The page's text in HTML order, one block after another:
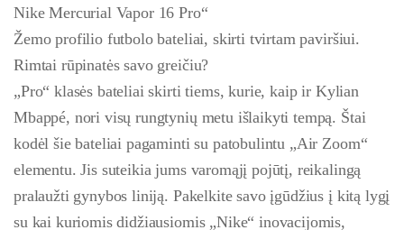
Nike Mercurial Vapor 16 Pro“
Žemo profilio futbolo bateliai, skirti tvirtam paviršiui.
Rimtai rūpinatės savo greičiu?
„Pro“ klasės bateliai skirti tiems, kurie, kaip ir Kylian
Mbappé, nori visų rungtynių metu išlaikyti tempą. Štai
kodėl šie bateliai pagaminti su patobulintu „Air Zoom“
elementu. Jis suteikia jums varomąjį pojūtį, reikalingą
pralaužti gynybos liniją. Pakelkite savo įgūdžius į kitą lygį
su kai kuriomis didžiausiomis „Nike“ inovacijomis,